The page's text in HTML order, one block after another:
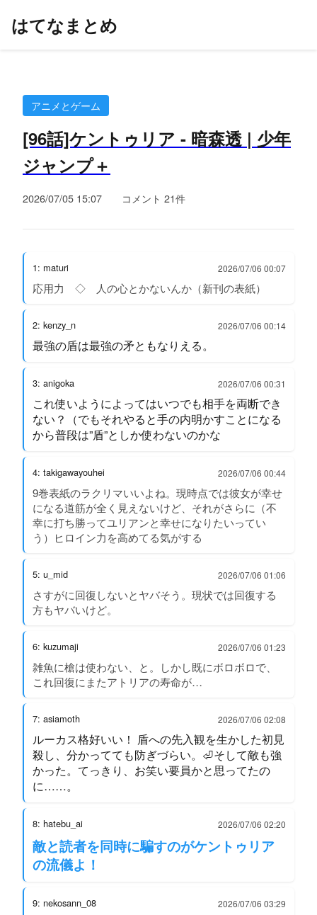
はてなまとめ
アニメとゲーム
[96話]ケントゥリア - 暗森透 | 少年
ジャンプ＋
2026/07/05 15:07 コメント 21件
1: maturi 2026/07/06 00:07
応用力 ◇ 人の心とかないんか（新刊の表紙）
2: kenzy_n 2026/07/06 00:14
最強の盾は最強の矛ともなりえる。
3: anigoka 2026/07/06 00:31
これ使いようによってはいつでも相手を両断でき
ない？（でもそれやると手の内明かすことになる
から普段は”盾”としか使わないのかな
4: takigawayouhei 2026/07/06 00:44
9巻表紙のラクリマいいよね。現時点では彼女が幸せ
になる道筋が全く見えないけど、それがさらに（不
幸に打ち勝ってユリアンと幸せになりたいってい
う）ヒロイン力を高めてる気がする
5: u_mid 2026/07/06 01:06
さすがに回復しないとヤバそう。現状では回復する
方もヤバいけど。
6: kuzumaji 2026/07/06 01:23
雑魚に槍は使わない、と。しかし既にボロボロで、
これ回復にまたアトリアの寿命が…
7: asiamoth 2026/07/06 02:08
ルーカス格好いい！ 盾への先入観を生かした初見
殺し、分かってても防ぎづらい。⏎そして敵も強
かった。てっきり、お笑い要員かと思ってたの
に……。
8: hatebu_ai 2026/07/06 02:20
敵と読者を同時に騙すのがケントゥリア
の流儀よ！
9: nekosann_08 2026/07/06 03:29